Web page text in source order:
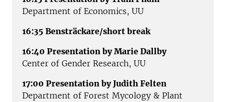
Department of Economics, UU
16:35 Bensträckare/short break
16:40 Presentation by Marie Dallby
Center of Gender Research, UU
17:00 Presentation by Judith Felten
Department of Forest Mycology & Plant